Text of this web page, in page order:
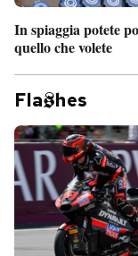
In spiaggia potete
quello che volete
Fla hes